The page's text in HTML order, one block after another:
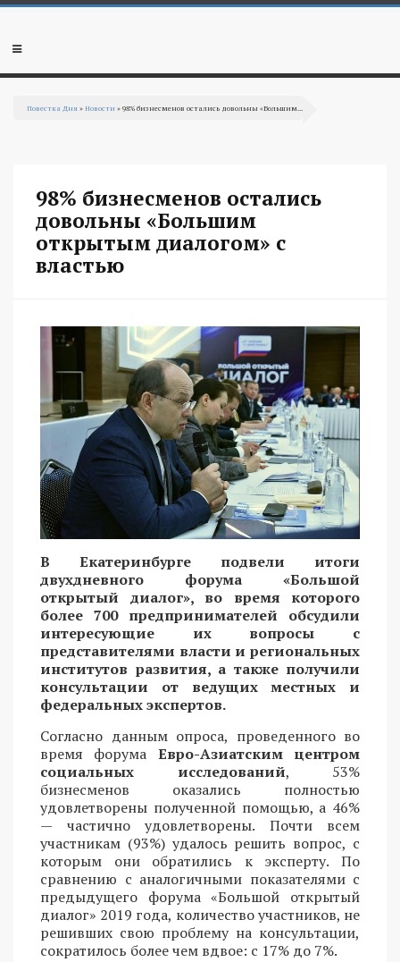
Перейти к основному содержанию
Мобильное
Повестка Дня »Новости » 98% бизнесменов остались довольны «Большим...
98% бизнесменов остались
довольны «Большим
открытым диалогом» с
властью
В Екатеринбурге подвели итоги
двухдневного форума «Большой
открытый диалог», во время которого
более 700 предпринимателей обсудили
интересующие их вопросы с
представителями власти и региональных
институтов развития, а также получили
консультации от ведущих местных и
федеральных экспертов.
Согласно данным опроса, проведенного во
время форума Евро-Азиатским центром
социальных исследований, 53%
бизнесменов оказались полностью
удовлетворены полученной помощью, а 46%
— частично удовлетворены. Почти всем
участникам (93%) удалось решить вопрос, с
которым они обратились к эксперту. По
сравнению с аналогичными показателями с
предыдущего форума «Большой открытый
диалог» 2019 года, количество участников, не
решивших свою проблему на консультации,
сократилось более чем вдвое: с 17% до 7%.